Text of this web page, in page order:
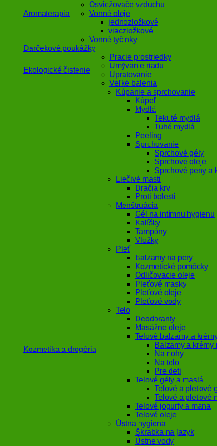
Aromaterapia
Osviežovače vzduchu
Vonné oleje
jednozložkové
viaczložkové
Vonné tyčinky
Darčekové poukážky
Ekologické čistenie
Pracie prostriedky
Umývanie riadu
Upratovanie
Veľké balenia
Kozmetika a drogéria
Kúpanie a sprchovanie
Kúpeľ
Mydlá
Tekuté mydlá
Tuhé mydlá
Peeling
Sprchovanie
Sprchové gély
Sprchové oleje
Sprchové peny a
Liečivé masti
Dračia krv
Proti bolesti
Menštruácia
Gél na intímnu hygienu
Kalíšky
Tampóny
Vložky
Pleť
Balzamy na pery
Kozmetické pomôcky
Odličovacie oleje
Pleťové masky
Pleťové oleje
Pleťové vody
Telo
Deodoranty
Masážne oleje
Telové balzamy a
Balzamy a krémy
Na nohy
Na telo
Pre deti
Telové gély a maslá
Telové a pleťové
Telové a pleťové
Telové jogurty a mana
Telové oleje
Ústna hygiena
Škrabka na jazyk
Ústne vody